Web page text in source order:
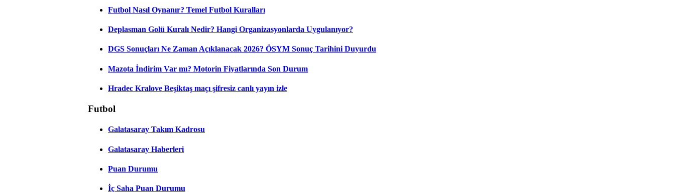
Futbol Nasıl Oynanır? Temel Futbol Kuralları
Deplasman Golü Kuralı Nedir? Hangi Organizasyonlarda Uygulanıyor?
DGS Sonuçları Ne Zaman Açıklanacak 2026? ÖSYM Sonuç Tarihini Duyurdu
Mazota İndirim Var mı? Motorin Fiyatlarında Son Durum
Hradec Kralove Beşiktaş maçı şifresiz canlı yayın izle
Futbol
Galatasaray Takım Kadrosu
Galatasaray Haberleri
Puan Durumu
İç Saha Puan Durumu